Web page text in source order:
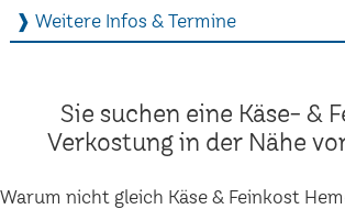
❱ Weitere Infos & Termine
Sie suchen eine Käse- &
Verkostung in der Nähe
Warum nicht gleich Käse & Feinkost